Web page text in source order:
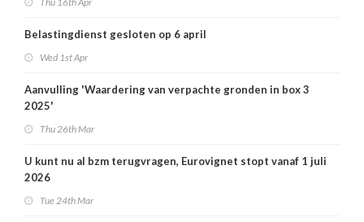
Belastingdienst gesloten op 6 april
Wed 1st Apr
Aanvulling 'Waardering van verpachte gronden in box 3
2025'
Thu 26th Mar
U kunt nu al bzm terugvragen, Eurovignet stopt vanaf 1 juli
2026
Tue 24th Mar